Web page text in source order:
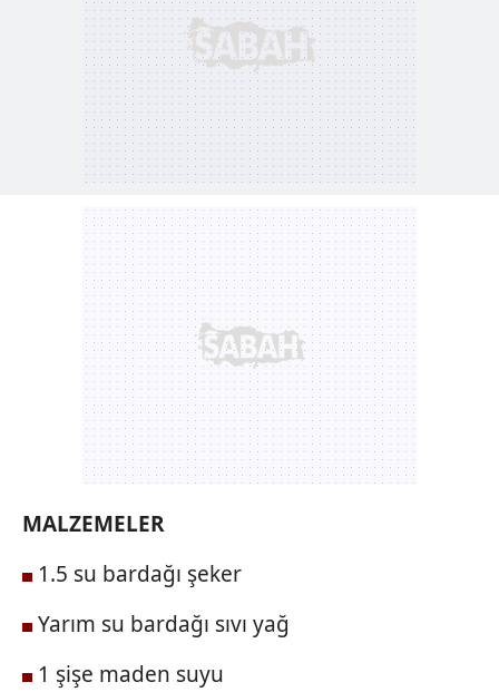
MALZEMELER
1.5 su bardağı şeker
Yarım su bardağı sıvı yağ
1 şişe maden suyu